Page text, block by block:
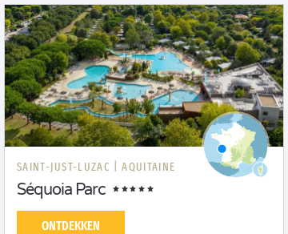
SAINT-JUST-LUZAC | AQUITAINE
Séquoia Parc
ONTDEKKEN